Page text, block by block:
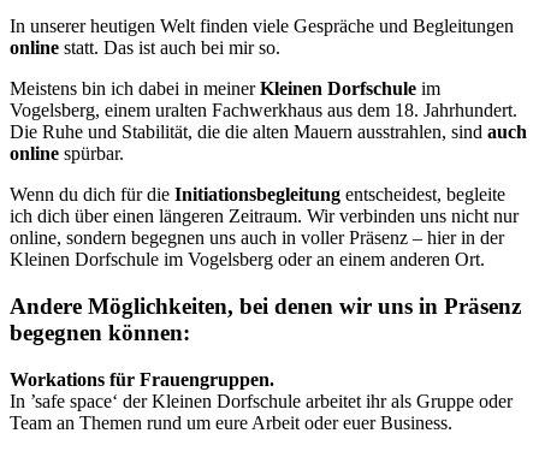
In unserer heutigen Welt finden viele Gespräche und Begleitungen
online statt. Das ist auch bei mir so.
Meistens bin ich dabei in meinerKleinen Dorfschule im
Vogelsberg, einem uralten Fachwerkhaus aus dem 18. Jahrhundert.
Die Ruhe und Stabilität, die die alten Mauern ausstrahlen, sind auch
online spürbar.
Wenn du dich für die Initiationsbegleitung entscheidest, begleite
ich dich über einen längeren Zeitraum. Wir verbinden uns nicht nur
online, sondern begegnen uns auch in voller Präsenz – hier in der
Kleinen Dorfschule im Vogelsberg oder an einem anderen Ort.
Andere Möglichkeiten, bei denen wir uns in Präsenz
begegnen können:
Workations für Frauengruppen.
In ’safe space‘ der Kleinen Dorfschule arbeitet ihr als Gruppe oder
Team an Themen rund um eure Arbeit oder euer Business.